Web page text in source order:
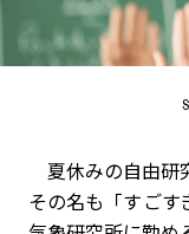
夏休みの自由研
その名も「すごす